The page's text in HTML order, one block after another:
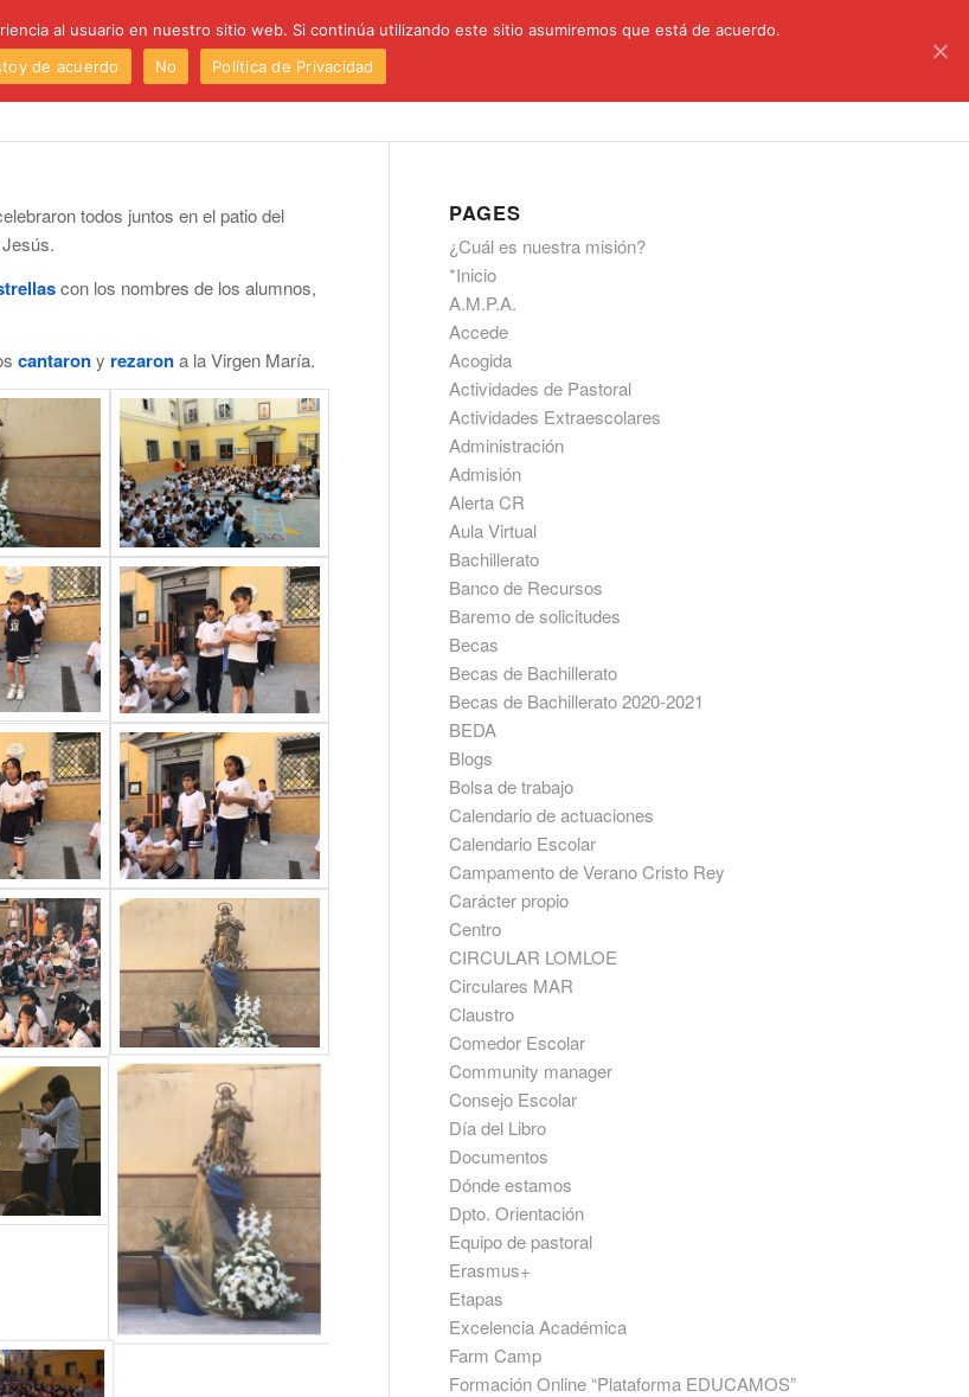
Institución Centro Etapas Proyectos
todos juntos en el patio del
con los nombres de los alumnos,
cantarony rezarona la Virgen María.
PAGES
¿Cuál es nuestra misión?
*Inicio
A.M.P.A.
Accede
Acogida
Actividades de Pastoral
Actividades Extraescolares
Administración
Admisión
Alerta CR
Aula Virtual
Bachillerato
Banco de Recursos
Baremo de solicitudes
Becas
Becas de Bachillerato
Becas de Bachillerato 2020-2021
BEDA
Blogs
Bolsa de trabajo
Calendario de actuaciones
Calendario Escolar
Campamento de Verano Cristo Rey
Carácter propio
Centro
CIRCULAR LOMLOE
Circulares MAR
Claustro
Comedor Escolar
Community manager
Consejo Escolar
Día del Libro
Documentos
Dónde estamos
Dpto. Orientación
Equipo de pastoral
Erasmus+
Etapas
Excelencia Académica
Farm Camp
Formación Online “Plataforma EDUCAMOS”
al usuario en nuestro sitio web. Si continúa utilizando este sitio asumiremos que está de acuerdo.
de acuerdo
No Política de Privacidad